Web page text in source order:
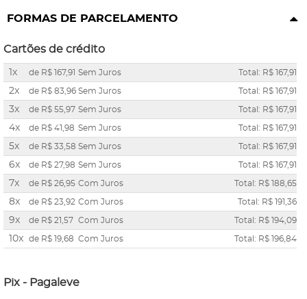
FORMAS DE PARCELAMENTO
Cartões de crédito
1x de R$ 167,91 Sem Juros Total: R$ 167,91
2x de R$ 83,96 Sem Juros Total: R$ 167,91
3x de R$ 55,97 Sem Juros Total: R$ 167,91
4x de R$ 41,98 Sem Juros Total: R$ 167,91
5x de R$ 33,58 Sem Juros Total: R$ 167,91
6x de R$ 27,98 Sem Juros Total: R$ 167,91
7x de R$ 26,95 Com Juros Total: R$ 188,65
8x de R$ 23,92 Com Juros Total: R$ 191,36
9x de R$ 21,57 Com Juros Total: R$ 194,09
10x de R$ 19,68 Com Juros Total: R$ 196,84
Pix - Pagaleve